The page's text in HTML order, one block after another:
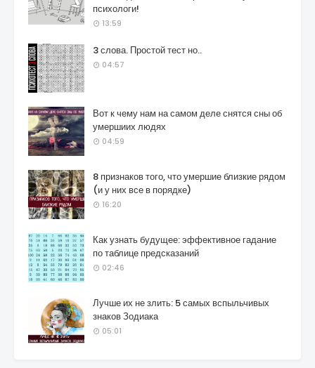
психологи!
13:59
3 слова. Простой тест но..
04:57
Вот к чему нам на самом деле снятся сны об
умершиих людях
04:59
8 признаков того, что умершие близкие рядом
(и у них все в порядке)
16:20
Как узнать будущее: эффективное гадание
по таблице предсказаний
02:46
Лучше их не злить: 5 самых вспыльчивых
знаков Зодиака
05:01